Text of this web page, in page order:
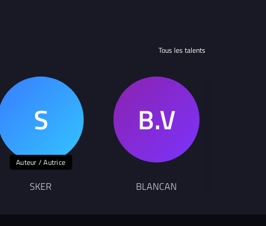
Tous les talents
Auteur / Autrice
SKER BLANCAN